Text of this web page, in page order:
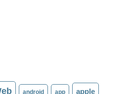
android app apple